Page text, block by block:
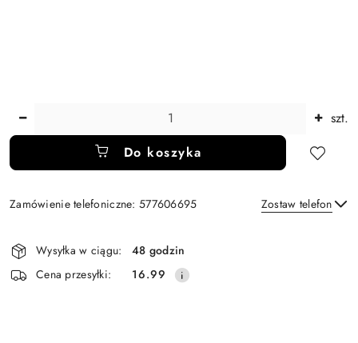
szt.
Do koszyka
Zamówienie telefoniczne: 577606695 Zostaw telefon
Wyślij
i
dostawa
Wysyłka w ciągu:
48 godzin
Cena przesyłki:
16.99